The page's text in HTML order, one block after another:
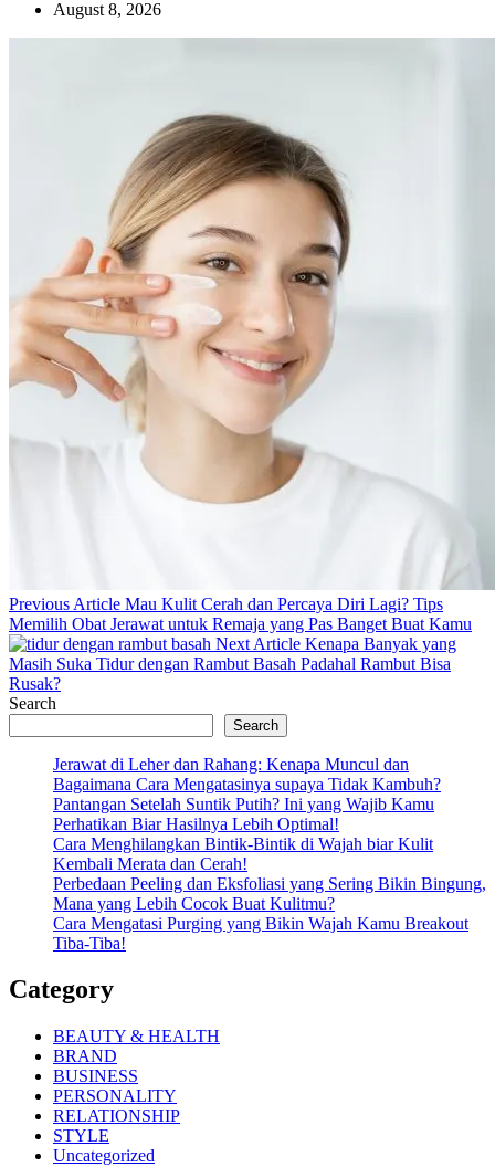
August 8, 2026
Previous Article Previous
Post:
Mau Kulit Cerah dan Percaya Diri Lagi? Tips
Memilih Obat Jerawat untuk Remaja yang Pas Banget Buat Kamu
Next Article Next
Post:
Kenapa Banyak yang
Masih Suka Tidur dengan Rambut Basah Padahal Rambut Bisa
Rusak?
Search
Search
Jerawat di Leher dan Rahang: Kenapa Muncul dan
Bagaimana Cara Mengatasinya supaya Tidak Kambuh?
Pantangan Setelah Suntik Putih? Ini yang Wajib Kamu
Perhatikan Biar Hasilnya Lebih Optimal!
Cara Menghilangkan Bintik-Bintik di Wajah biar Kulit
Kembali Merata dan Cerah!
Perbedaan Peeling dan Eksfoliasi yang Sering Bikin Bingung,
Mana yang Lebih Cocok Buat Kulitmu?
Cara Mengatasi Purging yang Bikin Wajah Kamu Breakout
Tiba-Tiba!
Category
BEAUTY & HEALTH
BRAND
BUSINESS
PERSONALITY
RELATIONSHIP
STYLE
Uncategorized